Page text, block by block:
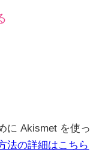
に Akismet を使っ
法の詳細はこちら